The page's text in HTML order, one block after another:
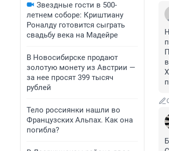
Звездные гости в 500-
летнем соборе: Криштиану
Роналду готовится сыграть
свадьбу века на Мадейре
В Новосибирске продают
золотую монету из Австрии —
за нее просят 399 тысяч
рублей
Тело россиянки нашли во
Французских Альпах. Как она
погибла?